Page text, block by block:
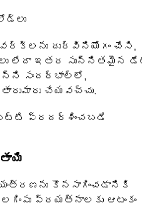
దుర్వినియోగం చేసి,
లేదా ఇతర సున్నితమైన
సందర్భాల్లో,
చేయవచ్చు.
బట్టి ప్రదర్శించబడే
కొనసాగించడానికి
ప్రయత్నాలకు ఆటంకం